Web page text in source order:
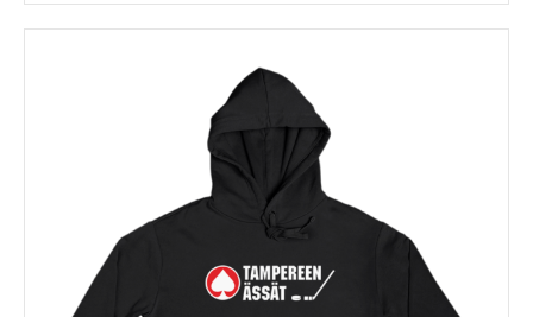
tuotteella
useampi
muunnelma.
Voit
tehdä
valinnat
tuotteen
sivulla.